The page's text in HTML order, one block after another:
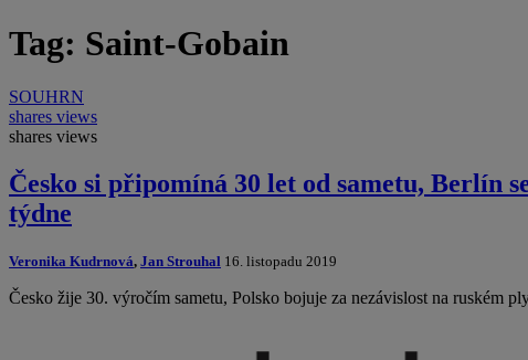
Tag: Saint-Gobain
SOUHRN
shares views
shares views
Česko si připomíná 30 let od sametu, Berlín
týdne
Veronika Kudrnová, Jan Strouhal 16. listopadu 2019
Česko žije 30. výročím sametu, Polsko bojuje za nezávislost na ruském